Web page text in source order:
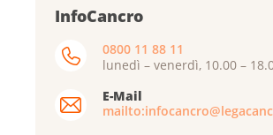
InfoCancro
0800 11 88 11
lunedì – venerdì, 10.00 –
E-Mail